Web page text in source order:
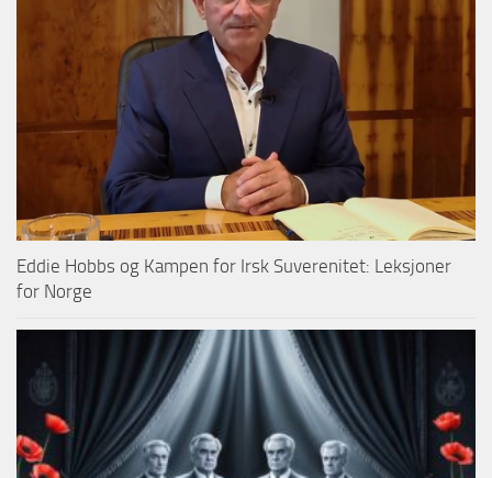
Eddie Hobbs og Kampen for Irsk Suverenitet: Leksjoner
for Norge